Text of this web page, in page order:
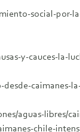
social-por-
y-cauces-la-
caimanes-
aguas-libres/
chile-